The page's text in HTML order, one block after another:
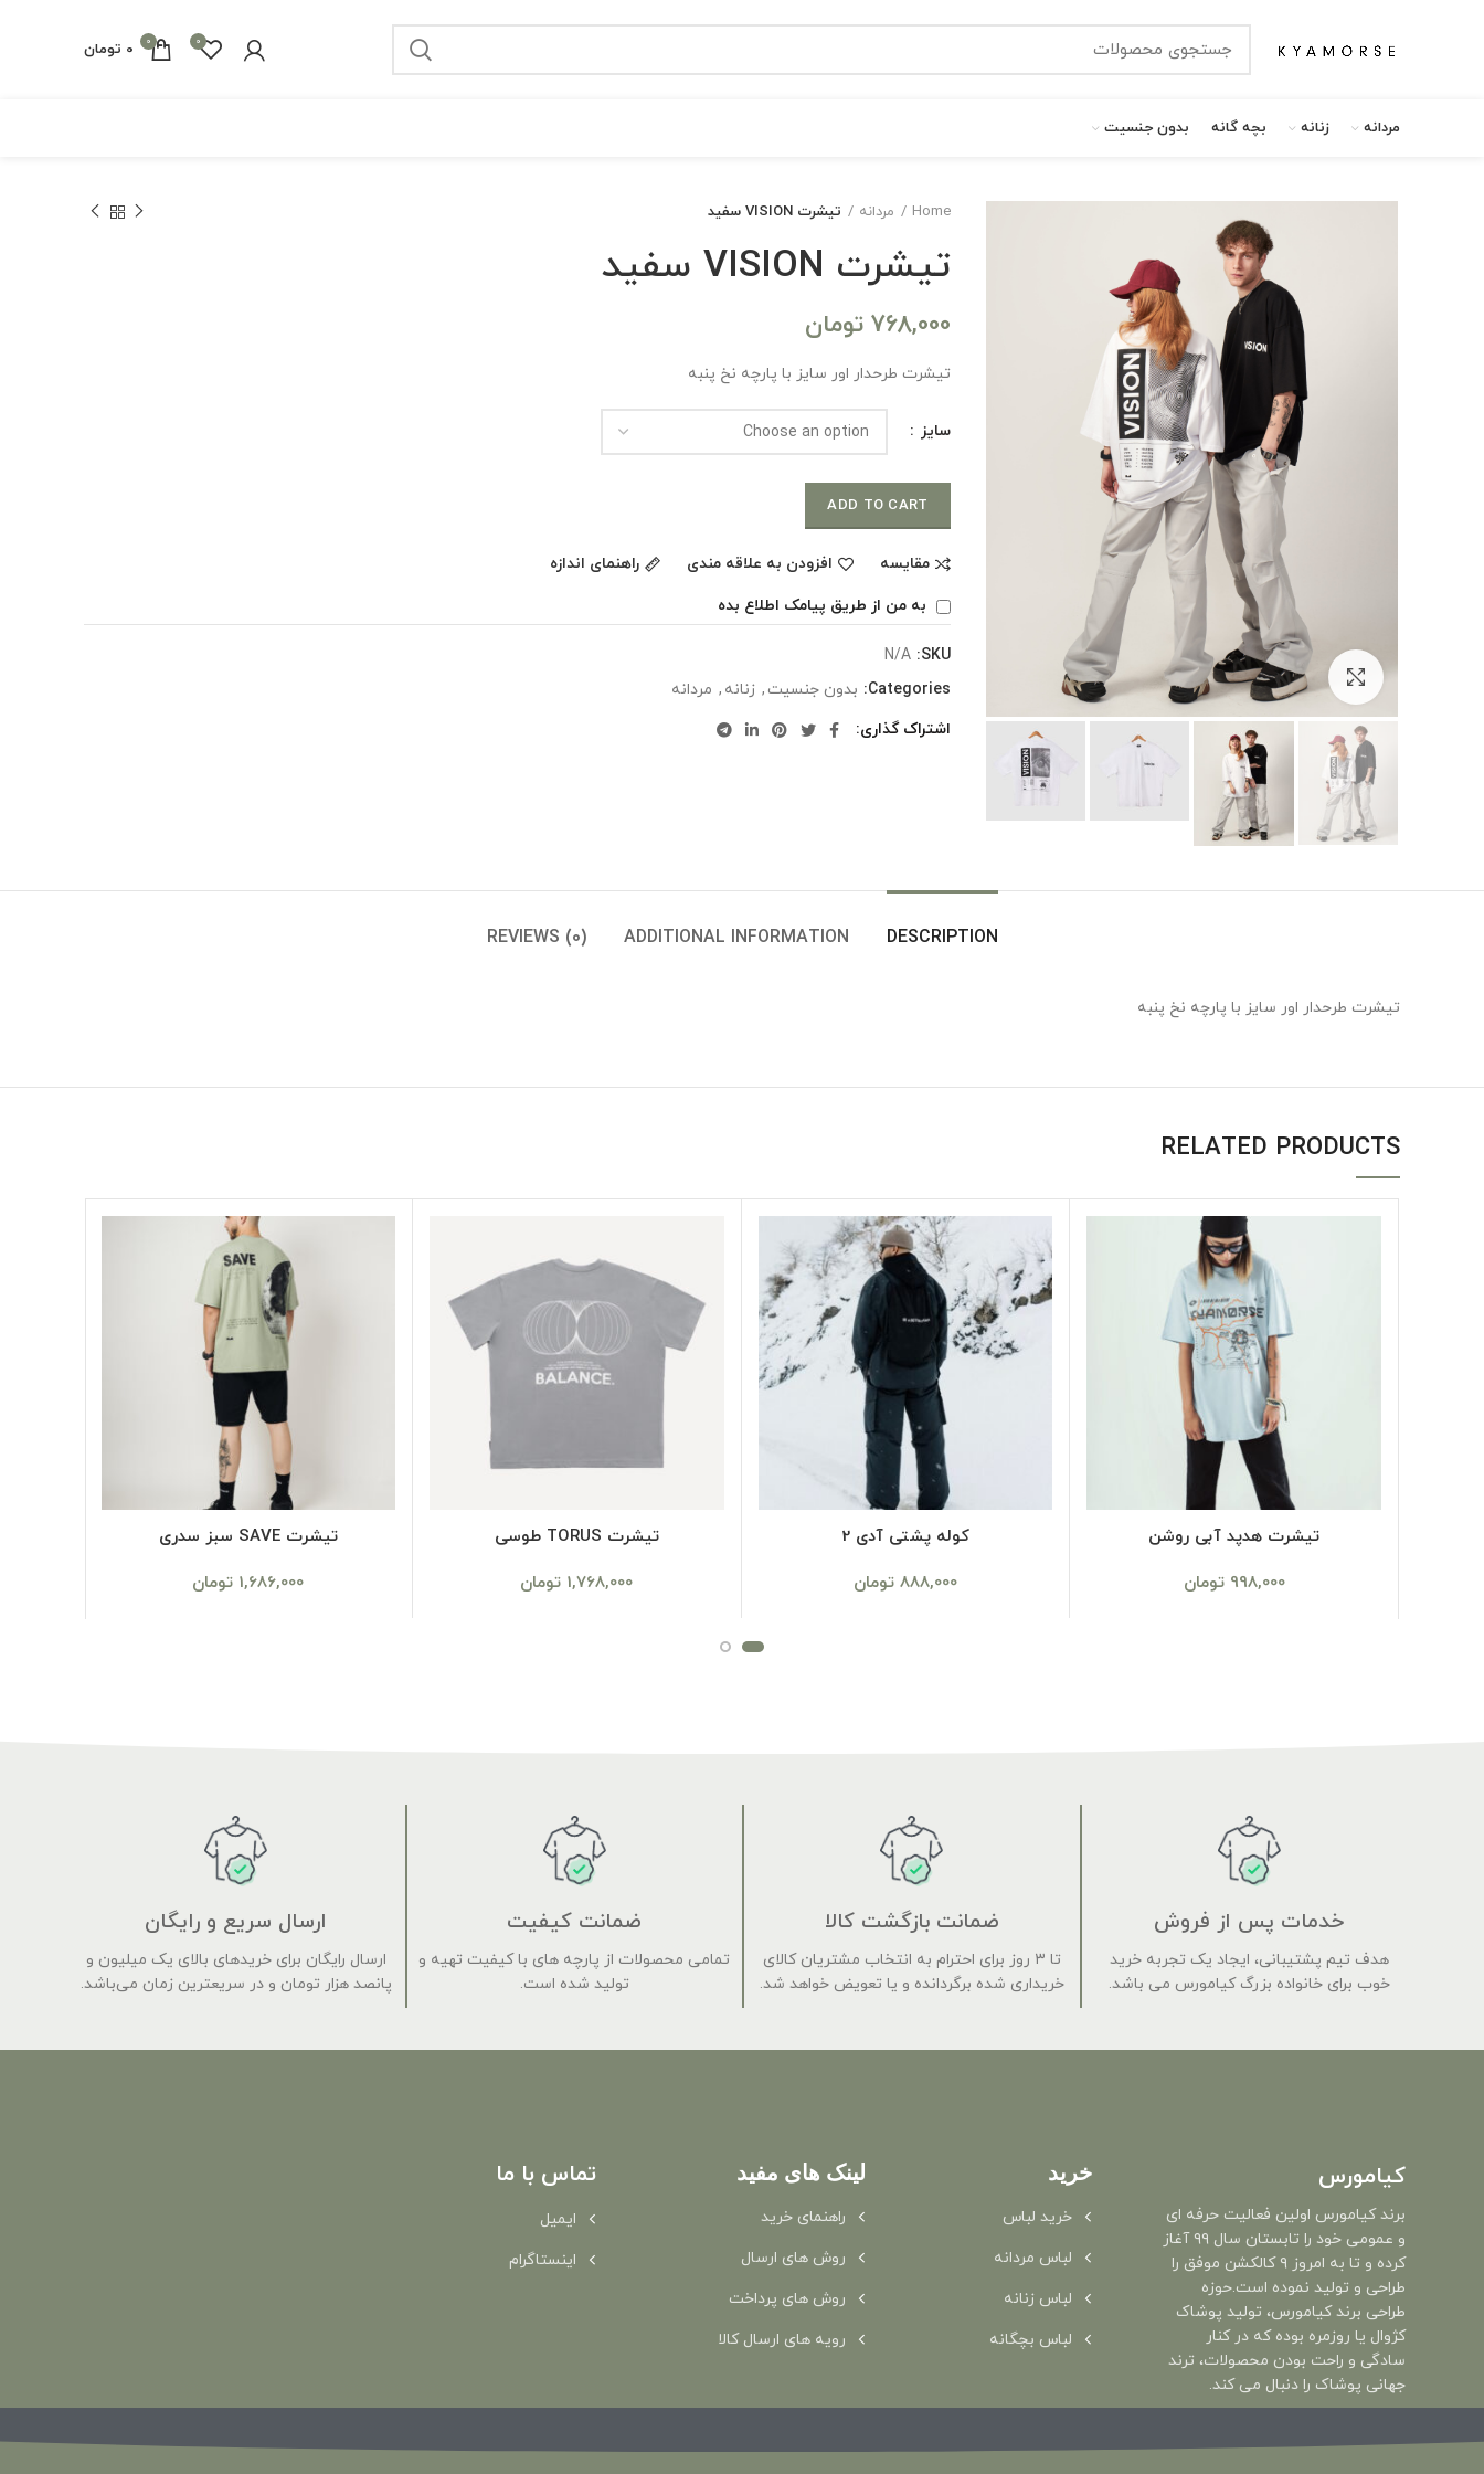
0
0
0 تومان
مردانه زنانه بچه گانه بدون جنسیت
بزرگنمایی تصویر
Home مردانه تیشرت VISION سفید
تیشرت VISION سفید
768,000 تومان
تیشرت طرحدار اور سایز با پارچه نخ پنبه
سایز
ADD TO CART
مقایسه افزودن به علاقه مندی
راهنمای اندازه
به من از طریق پیامک اطلاع بده
SKU:
N/A
Categories: بدون جنسیت , زنانه , مردانه
اشتراک گذاری
DESCRIPTION
ADDITIONAL INFORMATION
REVIEWS (0)
تیشرت طرحدار اور سایز با پارچه نخ پنبه
RELATED PRODUCTS
SELECT OPTIONS
تیشرت هدپد آبی روشن
998,000 تومان
SELECT OPTIONS
کوله پشتی آدی 2
888,000 تومان
SELECT OPTIONS
تیشرت TORUS طوسی
1,768,000 تومان
SELECT OPTIONSتیشرت SAVE سبز سدری
1,686,000 تومان
خدمات پس از فروش
هدف تیم پشتیبانی، ایجاد یک تجربه خرید
خوب برای خانواده بزرگ کیامورس می باشد.
ضمانت بازگشت کالا
تا ۳ روز برای احترام به انتخاب مشتریان کالای
خریداری شده برگردانده و یا تعویض خواهد شد.
ضمانت کیفیت
تمامی محصولات از پارچه های با کیفیت تهیه و
تولید شده است.
ارسال سریع و رایگان
ارسال رایگان برای خریدهای بالای یک میلیون و
پانصد هزار تومان و در سریعترین زمان می‌باشد.
کیامورس
برند کیامورس اولین فعالیت حرفه ای
و عمومی خود را تابستان سال ۹۹ آغاز
کرده و تا به امروز ۹ کالکشن موفق را
طراحی و تولید نموده است.حوزه
طراحی برند کیامورس، تولید پوشاک
کژوال یا روزمره بوده که در کنار
سادگی و راحت بودن محصولات، ترند
جهانی پوشاک را دنبال می کند.
خرید
خرید لباس
لباس مردانه
لباس زنانه
لباس بچگانه
لینک های مفید
راهنمای خرید
روش های ارسال
روش های پرداخت
رویه های ارسال کالا
تماس با ما
ایمیل
اینستاگرام